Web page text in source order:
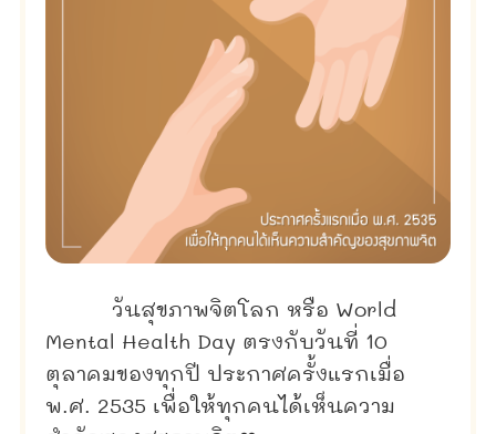
วันสุขภาพจิตโลก หรือ World
Mental Health Day ตรงกับวันที่ 10
ตุลาคมของทุกปี ประกาศครั้งแรกเมื่อ
พ.ศ. 2535 เพื่อให้ทุกคนได้เห็นความ